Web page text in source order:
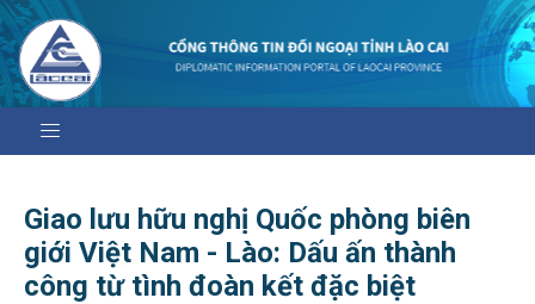
Giao lưu hữu nghị Quốc phòng biên
giới Việt Nam - Lào: Dấu ấn thành
công từ tình đoàn kết đặc biệt